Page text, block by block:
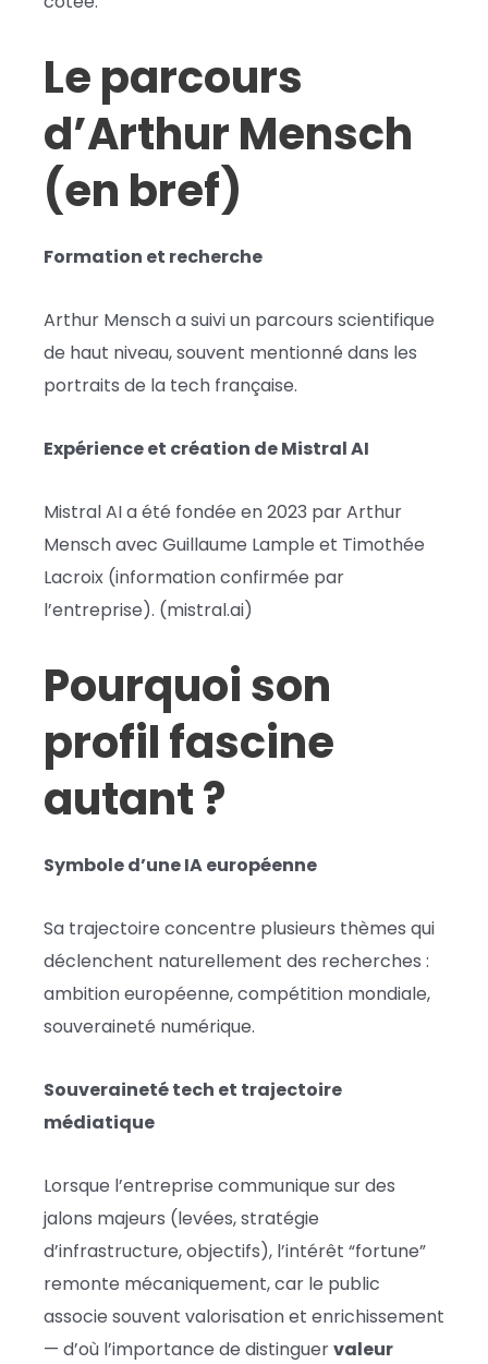
Le parcours
d’Arthur Mensch
(en bref)
Formation et recherche
Arthur Mensch a suivi un parcours scientifique
de haut niveau, souvent mentionné dans les
portraits de la tech française.
Expérience et création de Mistral AI
Mistral AI a été fondée en 2023 par Arthur
Mensch avec Guillaume Lample et Timothée
Lacroix (information confirmée par
l’entreprise). (mistral.ai)
Pourquoi son
profil fascine
autant ?
Symbole d’une IA européenne
Sa trajectoire concentre plusieurs thèmes qui
déclenchent naturellement des recherches :
ambition européenne, compétition mondiale,
souveraineté numérique.
Souveraineté tech et trajectoire
médiatique
Lorsque l’entreprise communique sur des
jalons majeurs (levées, stratégie
d’infrastructure, objectifs), l’intérêt “fortune”
remonte mécaniquement, car le public
associe souvent valorisation et enrichissement
— d’où l’importance de distinguervaleur